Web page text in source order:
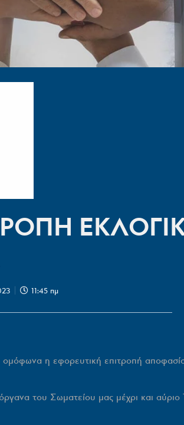
11:45 πμ
η εφορευτική επιτροπή
του Σωματείου μας μέχρι και αύριο